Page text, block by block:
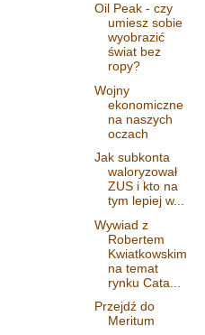
Oil Peak - czy
umiesz sobie
wyobrazić
świat bez
ropy?
Wojny
ekonomiczne
na naszych
oczach
Jak subkonta
waloryzował
ZUS i kto na
tym lepiej w...
Wywiad z
Robertem
Kwiatkowskim
na temat
rynku Cata...
Przejdź do
Meritum